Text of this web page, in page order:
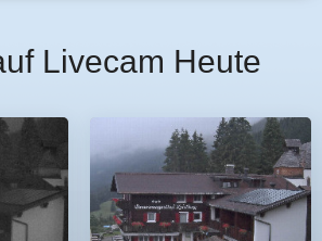
Livecam Heute